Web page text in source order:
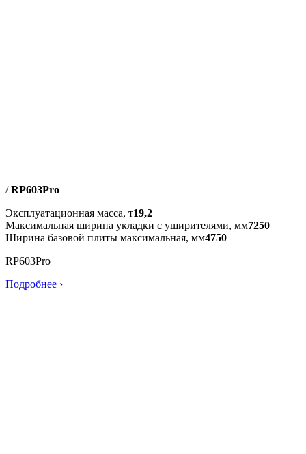
/RP603Pro
Эксплуатационная масса, т19,2
Максимальная ширина укладки с уширителями, мм7250
Ширина базовой плиты максимальная, мм4750
RP603Pro
Подробнее ›